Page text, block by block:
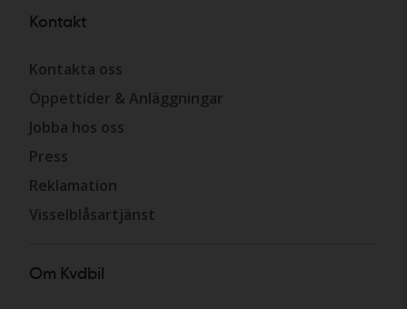
Kontakt
Kontakta oss
Öppettider & Anläggningar
Jobba hos oss
Press
Reklamation
Visselblåsartjänst
Om Kvdbil